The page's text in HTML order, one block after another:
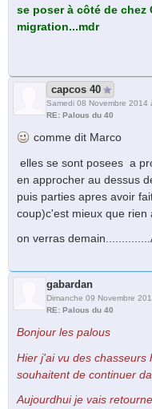
se poser à côté de chez
migration...mdr
capcos 40
Samedi 08 Novembre 2014
RE: Palous du 40
comme dit Marco
elles se sont posees a
en approcher au dessus
puis parties apres avoir
coup)c'est mieux que
on verras
gabardan
Dimanche 09 Novembre
RE: Palous du 40
Bonjour les palous
Hier j'ai vu des
souhaitent de continuer
Aujourdhui je vais